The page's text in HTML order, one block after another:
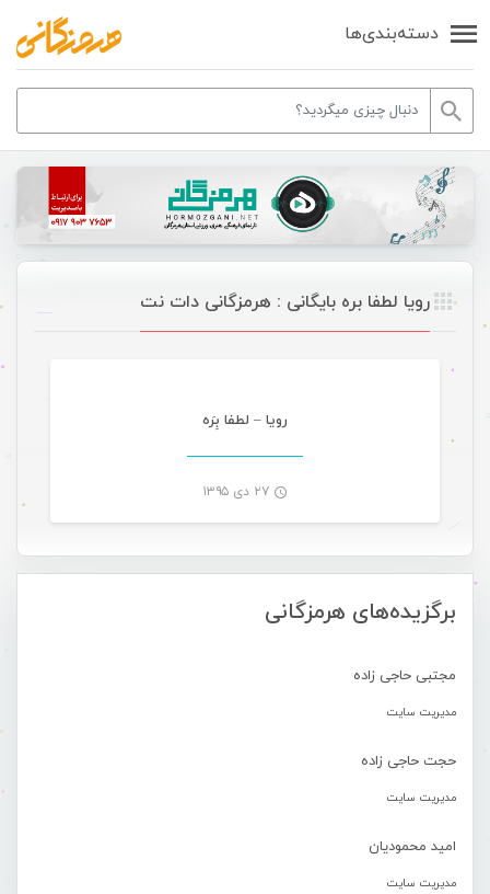
دسته‌بندی‌ها
برگزیده‌های هرمزگانی
مجتبی حاجی زاده
مدیریت سایت
حجت حاجی زاده
مدیریت سایت
امید محمودیان
مدیریت سایت
رویا لطفا بره بایگانی : هرمزگانی دات نت
رویا – لطفا بِرَه
۲۷ دی ۱۳۹۵